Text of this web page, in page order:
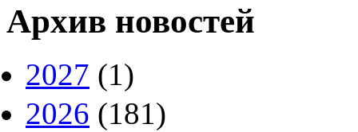
Архив новостей
2027 (1)
2026 (181)